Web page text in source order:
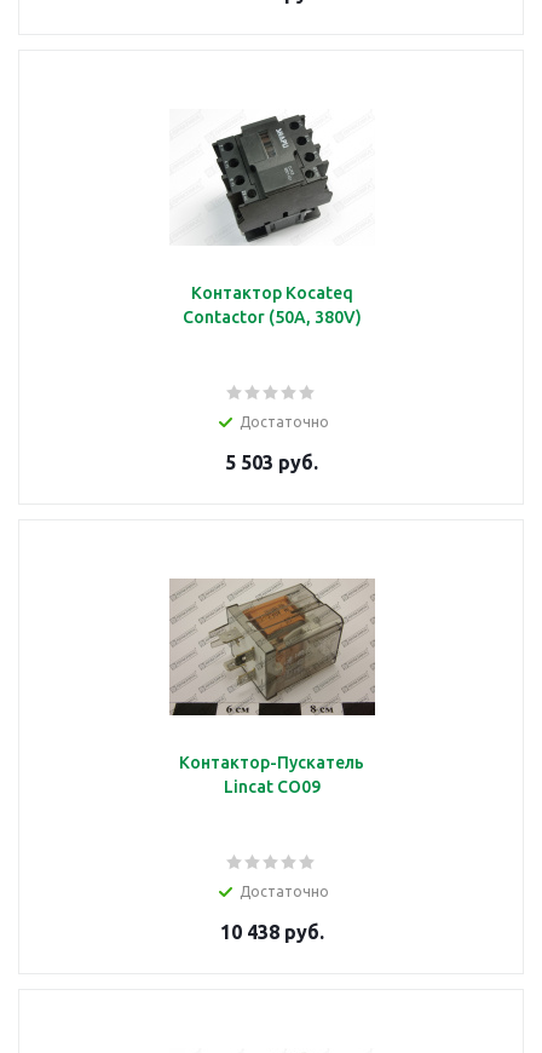
Kонтактор Kocateq
Contactor (50A, 380V)
Достаточно
5 503 руб.
Контактор-Пускатель
Lincat CO09
Достаточно
10 438 руб.